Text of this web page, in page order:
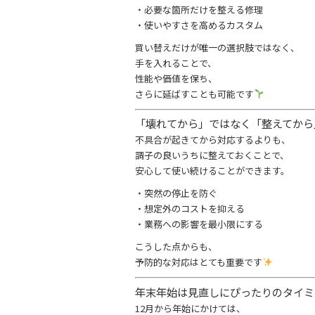
・必要な箇所だけを整える修理
・使いやすさを高めるカスタム
買い替えだけが唯一の選択肢ではなく、
手を入れることで、
性能や価値を保ち、
さらに延ばすことも可能です
「壊れてから」ではなく「整えてか
不具合が起きてから対応するよりも、
調子の良いうちに整えておくことで、
安心して使い続けることができます。
・突然の停止を防ぐ
・想定外のコストを抑える
・業務への影響を最小限にする
こうした点からも、
予防的な対応はとても重要です
年末年始は見直しにぴったりのタイ
12月から年始にかけては、